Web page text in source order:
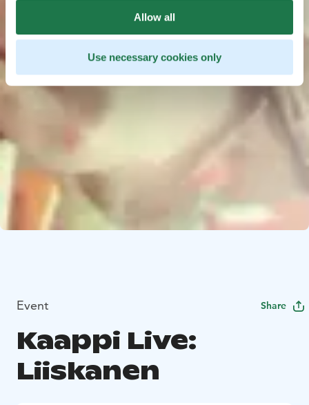
Allow all
Use necessary cookies only
Event Share
Kaappi Live:
Liiskanen